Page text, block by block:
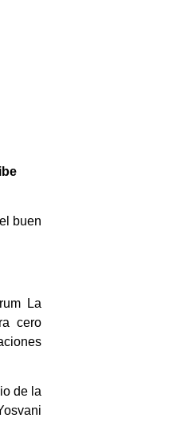
buen
La
cero
de la